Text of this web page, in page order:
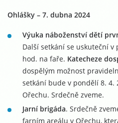
Ohlášky – 7. dubna 2024
Výuka náboženství dětí
Další setkání se uskuteční v
hod. na faře. Katecheze
dospělým možnost
setkání bude v pondělí 8. 4.
Ořechu. Srdečně zveme.
Jarní brigáda. Srdečně
farním areálu v Ořechu,